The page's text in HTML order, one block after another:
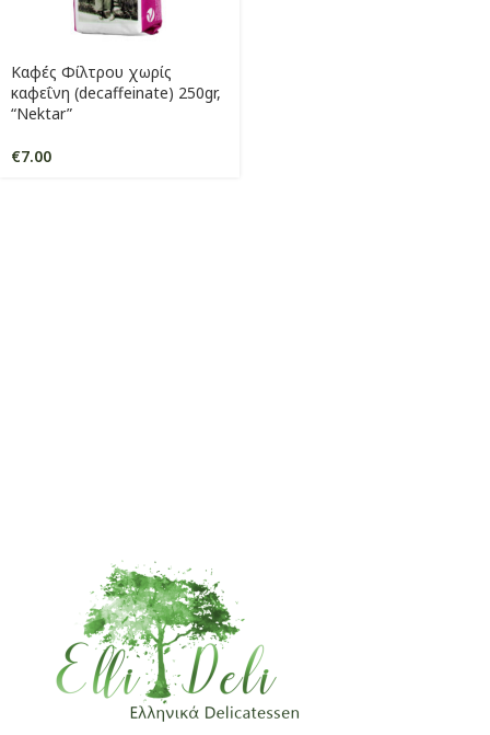
Καφές Φίλτρου χωρίς
καφεΐνη (decaffeinate) 250gr,
“Nektar”
€7.00